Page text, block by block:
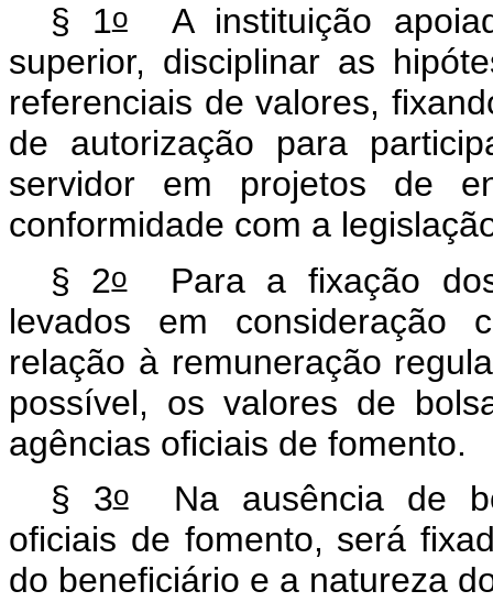
§ 1oA instituição
superior, disciplinar as
referenciais de valores,
de autorização para
servidor em projetos de
conformidade com a
§ 2oPara a fixação dos
levados em consideração
relação à remuneração
possível, os valores de
agências oficiais de fomento.
§ 3oNa ausência de
oficiais de fomento, será
do beneficiário e a natureza